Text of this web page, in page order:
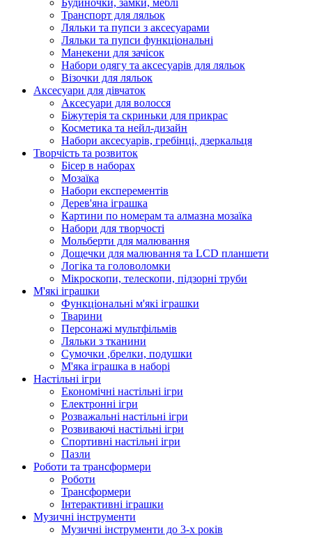
Будиночки, замки, меблі
Транспорт для ляльок
Ляльки та пупси з аксесуарами
Ляльки та пупси функціональні
Манекени для зачісок
Набори одягу та аксесуарів для ляльок
Візочки для ляльок
Аксесуари для дівчаток
Аксесуари для волосся
Біжутерія та скриньки для прикрас
Косметика та нейл-дизайн
Набори аксесуарів, гребінці, дзеркальця
Творчість та розвиток
Бісер в наборах
Мозаїка
Набори експерементів
Дерев'яна іграшка
Картини по номерам та алмазна мозаїка
Набори для творчості
Мольберти для малювання
Дощечки для малювання та LCD планшети
Логіка та головоломки
Мікроскопи, телескопи, підзорні труби
М'які іграшки
Функціональні м'які іграшки
Тварини
Персонажі мультфільмів
Ляльки з тканини
Сумочки ,брелки, подушки
М'яка іграшка в наборі
Настільні ігри
Економічні настільні ігри
Електронні ігри
Розважальні настільні ігри
Розвиваючі настільні ігри
Спортивні настільні ігри
Пазли
Роботи та трансформери
Роботи
Трансформери
Інтерактивні іграшки
Музичні інструменти
Музичні інструменти до 3-х років